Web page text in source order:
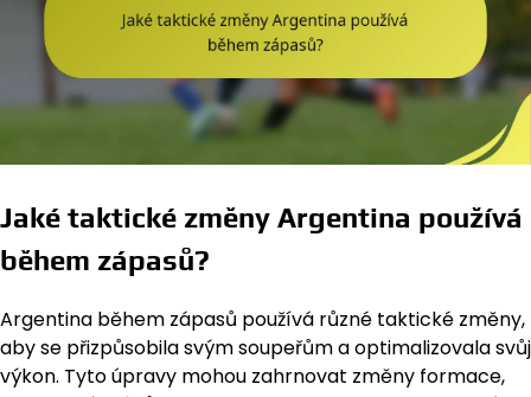
Jaké taktické změny Argentina používá
během zápasů?
Argentina během zápasů používá různé taktické změny,
aby se přizpůsobila svým soupeřům a optimalizovala svůj
výkon. Tyto úpravy mohou zahrnovat změny formace,